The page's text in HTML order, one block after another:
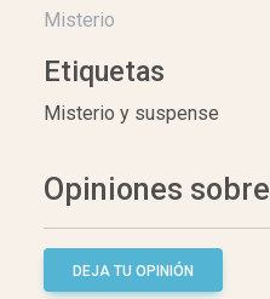
Misterio
Etiquetas
Misterio y suspense
Opiniones sobre
DEJA TU OPINIÓN